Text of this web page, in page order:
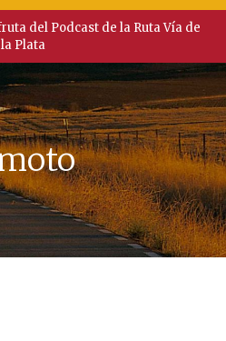
del Podcast de la Ruta Vía de
la Plata